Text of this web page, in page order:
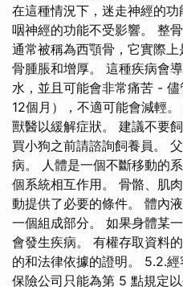
在這種情況下，迷走神經的
咽神經的功能不受影響。 整
通常被稱為西顎骨，它實際
骨腫脹和增厚。 這種疾病會
水，並且可能會非常痛苦 -
12個月），不適可能會減輕
獸醫以緩解症狀。 建議不要
買小狗之前請諮詢飼養員。
病。 人體是一個不斷移動的
個系統相互作用。 骨骼、肌
動提供了必要的條件。 體內
一個組成部分。 如果身體某
會發生疾病。 有權存取資料
的和法律依據的證明。 5.2.
保險公司只能為第 5 點規定